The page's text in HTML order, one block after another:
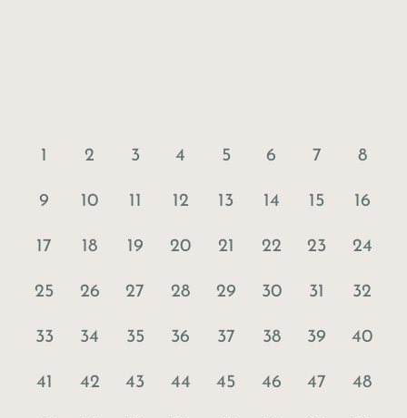
1 2 3 4 5 6 7 8
9 10 11 12 13 14 15 16
17 18 19 20 21 22 23 24
25 26 27 28 29 30 31 32
33 34 35 36 37 38 39 40
41 42 43 44 45 46 47 48